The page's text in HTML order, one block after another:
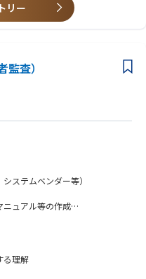
ョンスキルの高い方
リー
査）
ステムベンダー等）
ニュアル等の作成
・フォローアップ
対応
る理解